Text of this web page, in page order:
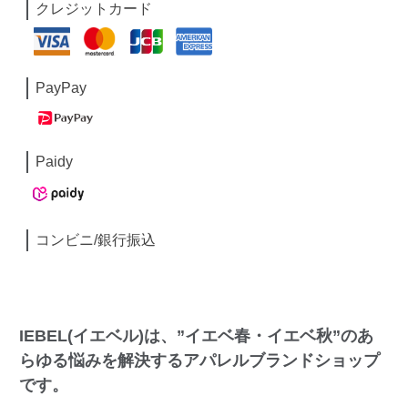
クレジットカード
PayPay
Paidy
コンビニ/銀行振込
IEBEL(イエベル)は、”イエベ春・イエベ秋”のあ
らゆる悩みを解決するアパレルブランドショップ
です。